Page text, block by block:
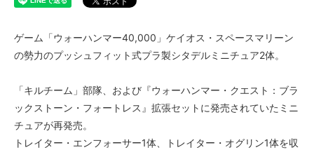
ゲーム「ウォーハンマー40,000」ケイオス・スペースマリーン
の勢力のプッシュフィット式プラ製シタデルミニチュア2体。
「キルチーム」部隊、および『ウォーハンマー・クエスト：ブラ
ックストーン・フォートレス』拡張セットに発売されていたミニ
チュアが再発売。
トレイター・エンフォーサー1体、トレイター・オグリン1体を収